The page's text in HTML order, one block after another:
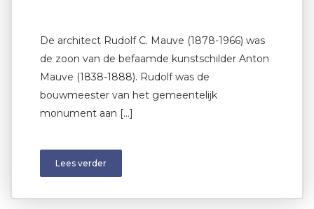
De architect Rudolf C. Mauve (1878-1966) was
de zoon van de befaamde kunstschilder Anton
Mauve (1838-1888). Rudolf was de
bouwmeester van het gemeentelijk
monument aan […]
Lees verder